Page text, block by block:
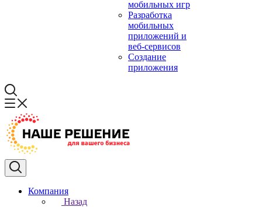
мобильных игр
Разработка
мобильных
приложений и
веб-сервисов
Создание
приложения
Компания
Назад